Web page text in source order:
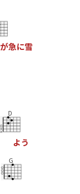
が急に雪
D
よう
G